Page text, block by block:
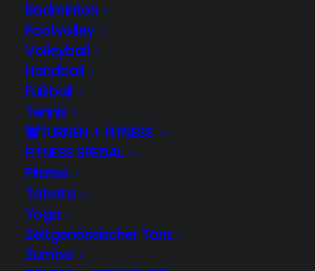
Badminton
Footvolley
Volleyball
Handball
Fußball
Tennis
TURNEN + FITNESS
FITNESS SPEZIAL
Pilates
Tabata
Yoga
Zeitgenössischer Tanz
Zumba
Hier erscheinen in Kürze
die Spielberichte und
weitere Informationen zur
Mannschaft.
Rechtliches
Impressum
Datenschutz